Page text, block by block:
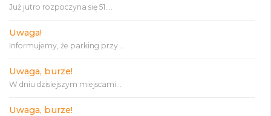
Już jutro rozpoczyna się 51....
Uwaga!
Informujemy, że parking przy...
Uwaga, burze!
W dniu dzisiejszym miejscami...
Uwaga, burze!